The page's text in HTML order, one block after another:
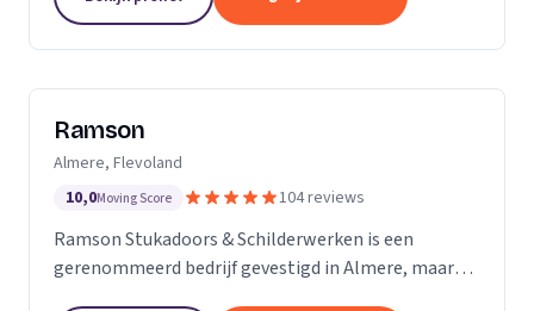
Ramson
Almere, Flevoland
10,0Moving Score 104 reviews
Ramson Stukadoors & Schilderwerken is een
gerenommeerd bedrijf gevestigd in Almere, maar